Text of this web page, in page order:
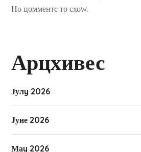
Но цомментс то схоw.
Арцхивес
Јулy 2026
Јуне 2026
Маy 2026